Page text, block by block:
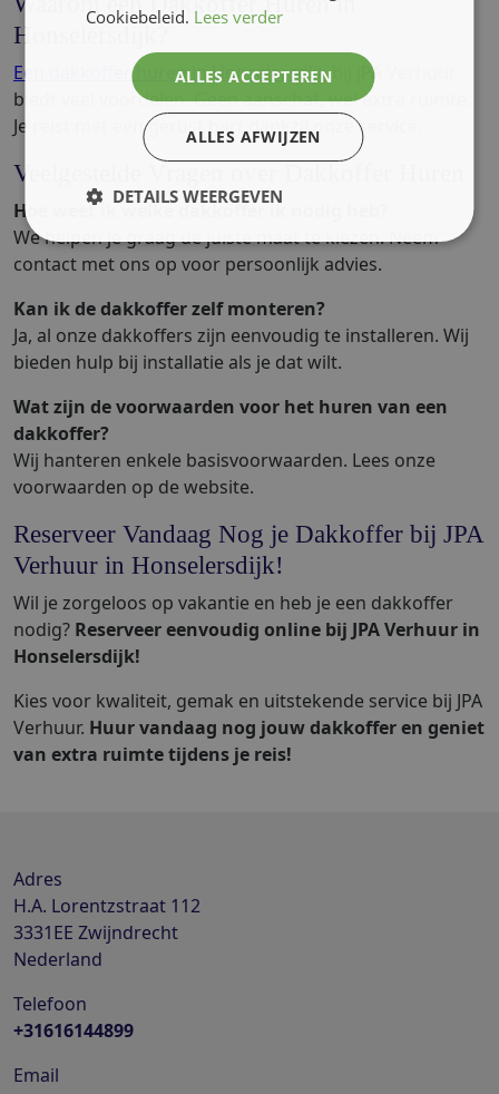
Honselersdijk?
Een dakkoffer huren in Honselersdijkbij JPA Verhuur
biedt veel voordelen. Geen aanschaf, wel extra ruimte.
Je reist met een gerust hart dankzij onze service.
Veelgestelde Vragen over Dakkoffer Huren
Hoe weet ik welke dakkoffer ik nodig heb?
We helpen je graag de juiste maat te kiezen. Neem
contact met ons op voor persoonlijk advies.
Kan ik de dakkoffer zelf monteren?
Ja, al onze dakkoffers zijn eenvoudig te installeren. Wij
bieden hulp bij installatie als je dat wilt.
Wat zijn de voorwaarden voor het huren van een
dakkoffer?
Wij hanteren enkele basisvoorwaarden. Lees onze
voorwaarden op de website.
Reserveer Vandaag Nog je Dakkoffer bij JPA
Verhuur in Honselersdijk!
Wil je zorgeloos op vakantie en heb je een dakkoffer
nodig? Reserveer eenvoudig online bij JPA Verhuur in
Honselersdijk!
Kies voor kwaliteit, gemak en uitstekende service bij JPA
Verhuur. Huur vandaag nog jouw dakkoffer en geniet
van extra ruimte tijdens je reis!
Adres
H.A. Lorentzstraat 112
3331EE Zwijndrecht
Nederland
Telefoon
+31616144899
Email
Cookiebeleid. Lees verder
ALLES ACCEPTEREN
ALLES AFWIJZEN
DETAILS WEERGEVEN